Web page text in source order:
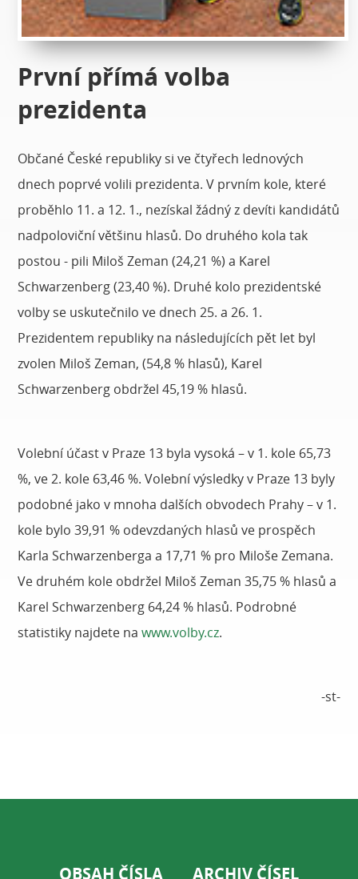
První přímá volba
prezidenta
Občané České republiky si ve čtyřech lednových
dnech poprvé volili prezidenta. V prvním kole, které
proběhlo 11. a 12. 1., nezískal žádný z devíti kandidátů
nadpoloviční většinu hlasů. Do druhého kola tak
postou - pili Miloš Zeman (24,21 %) a Karel
Schwarzenberg (23,40 %). Druhé kolo prezidentské
volby se uskutečnilo ve dnech 25. a 26. 1.
Prezidentem republiky na následujících pět let byl
zvolen Miloš Zeman, (54,8 % hlasů), Karel
Schwarzenberg obdržel 45,19 % hlasů.
Volební účast v Praze 13 byla vysoká – v 1. kole 65,73
%, ve 2. kole 63,46 %. Volební výsledky v Praze 13 byly
podobné jako v mnoha dalších obvodech Prahy – v 1.
kole bylo 39,91 % odevzdaných hlasů ve prospěch
Karla Schwarzenberga a 17,71 % pro Miloše Zemana.
Ve druhém kole obdržel Miloš Zeman 35,75 % hlasů a
Karel Schwarzenberg 64,24 % hlasů. Podrobné
statistiky najdete nawww.volby.cz.
-st-
OBSAH ČÍSLA ARCHIV ČÍSEL